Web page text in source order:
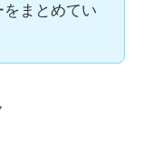
まとめてい